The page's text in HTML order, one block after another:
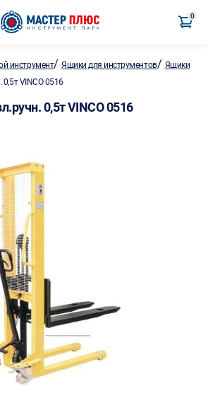
0
инструмент/Ящики для инструментов/ Ящики
VINCO 0516
0,5т VINCO 0516